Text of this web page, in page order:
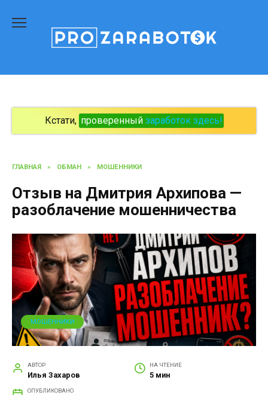
содержанию
Кстати, проверенный заработок здесь!
ГЛАВНАЯ » ОБМАН » МОШЕННИКИ
Отзыв на Дмитрия Архипова —
разоблачение мошенничества
МОШЕННИКИ
АВТОР
Илья Захаров
НА ЧТЕНИЕ
5 мин
ОПУБЛИКОВАНО